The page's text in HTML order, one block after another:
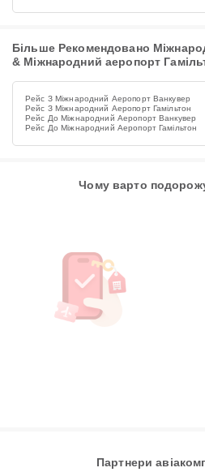
Більше Рекомендовано
& Міжнародний аеропорт
Рейс З Міжнародний Аеропорт Ванкувер
Рейс З Міжнародний Аеропорт Гамільтон
Рейс До Міжнародний Аеропорт Ванкувер
Рейс До Міжнародний Аеропорт Гамільтон
Чому варто
Партнери